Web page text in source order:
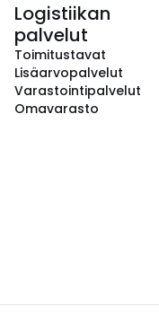
Logistiikan
palvelut
Toimitustavat
Lisäarvopalvelut
Varastointipalvelut
Omavarasto